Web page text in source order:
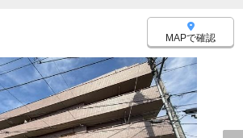
MAPで確認